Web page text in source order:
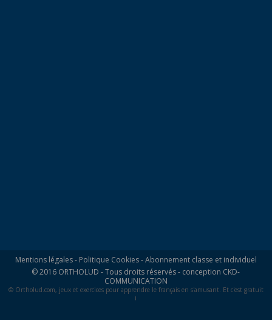
Mentions légales- Politique Cookies-Abonnement classe et individuel
© 2016 ORTHOLUD - Tous droits réservés - conception CKD-
COMMUNICATION
© Ortholud.com, jeux et exercices pour apprendre le français en s'amusant. Et c'est gratuit
!